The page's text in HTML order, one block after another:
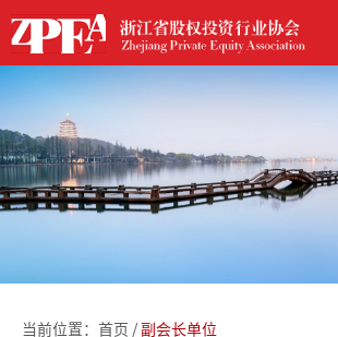
当前位置： 首页 /副会长单位